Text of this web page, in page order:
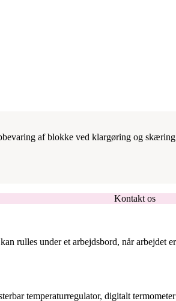
af blokke ved klargøring og
Kontakt os
rulles under et arbejdsbord, når arbejdet
temperaturregulator, digitalt